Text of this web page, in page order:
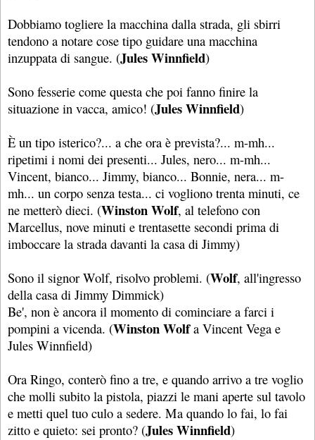
Dobbiamo togliere la macchina dalla strada, gli sbirri
tendono a notare cose tipo guidare una macchina
inzuppata di sangue. (Jules Winnfield)
Sono fesserie come questa che poi fanno finire la
situazione in vacca, amico! (Jules Winnfield)
È un tipo isterico?... a che ora è prevista?... m-mh...
ripetimi i nomi dei presenti... Jules, nero... m-mh...
Vincent, bianco... Jimmy, bianco... Bonnie, nera... m-
mh... un corpo senza testa... ci vogliono trenta minuti, ce
ne metterò dieci. (Winston Wolf, al telefono con
Marcellus, nove minuti e trentasette secondi prima di
imboccare la strada davanti la casa di Jimmy)
Sono il signor Wolf, risolvo problemi. (Wolf, all'ingresso
della casa di Jimmy Dimmick)
Be', non è ancora il momento di cominciare a farci i
pompini a vicenda. (Winston Wolfa Vincent Vega e
Jules Winnfield)
Ora Ringo, conterò fino a tre, e quando arrivo a tre voglio
che molli subito la pistola, piazzi le mani aperte sul tavolo
e metti quel tuo culo a sedere. Ma quando lo fai, lo fai
zitto e quieto: sei pronto? (Jules Winnfield)